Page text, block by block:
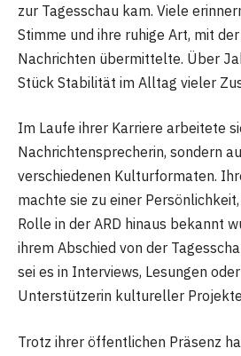
zur Tagesschau kam. Viele
Stimme und ihre ruhige Art, mit
Nachrichten übermittelte. Über
Stück Stabilität im Alltag vieler
Im Laufe ihrer Karriere arbeitete
Nachrichtensprecherin, sondern
verschiedenen Kulturformaten.
machte sie zu einer
Rolle in der ARD hinaus bekannt
ihrem Abschied von der
sei es in Interviews, Lesungen
Unterstützerin kultureller
Trotz ihrer öffentlichen Präsenz